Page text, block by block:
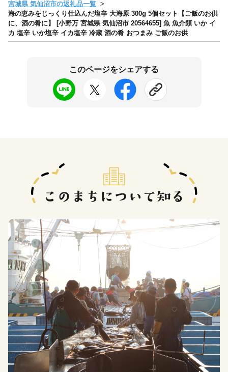
宮城県 気仙沼市の返礼品一覧
海の恵みをじっくり仕込んだ塩辛 大海原 300g 5個セット【ご飯のお供
に、酒の肴に】 [小野万 宮城県 気仙沼市 20564655] 魚 魚介類 いか イ
カ 塩辛 いか塩辛 イカ塩辛 冷蔵 酒の肴 おつまみ ご飯のお供
このページをシェアする